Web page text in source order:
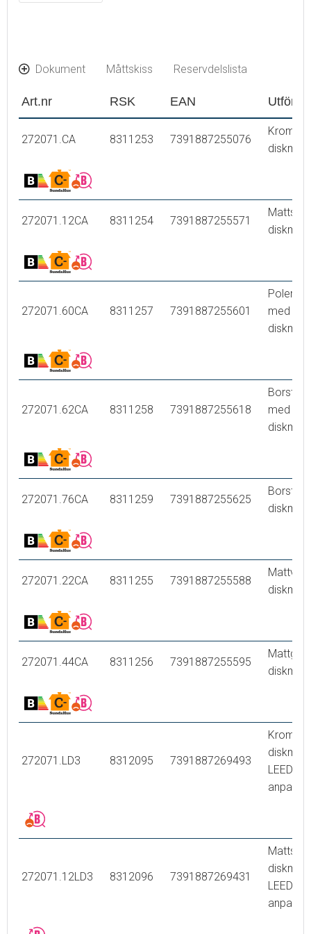
Dokument Måttskiss Reservdelslista
Art.nr RSK EAN
272071.CA 8311253 7391887255076
Krom,
272071.12CA 8311254 7391887255571
272071.60CA 8311257 7391887255601
Polerad
med
272071.62CA 8311258 7391887255618
Borstad
med
272071.76CA 8311259 7391887255625
Borstad
272071.22CA 8311255 7391887255588
Mattvit,
272071.44CA 8311256 7391887255595
272071.LD3 8312095 7391887269493
Krom,
LEED/
272071.12LD3 8312096 7391887269431
LEED/